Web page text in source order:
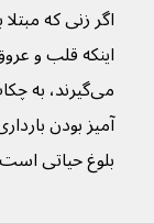
اگر زنی که
اینکه قلب و
آمیز بودن
بلوغ حیاتی